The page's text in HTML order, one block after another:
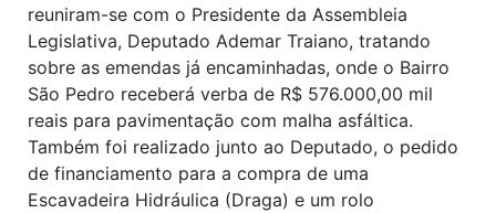
reuniram-se com o Presidente da Assembleia
Legislativa, Deputado Ademar Traiano, tratando
sobre as emendas já encaminhadas, onde o Bairro
São Pedro receberá verba de R$ 576.000,00 mil
reais para pavimentação com malha asfáltica.
Também foi realizado junto ao Deputado, o pedido
de financiamento para a compra de uma
Escavadeira Hidráulica (Draga) e um rolo